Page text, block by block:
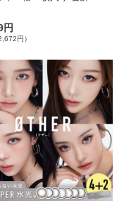
円
円）